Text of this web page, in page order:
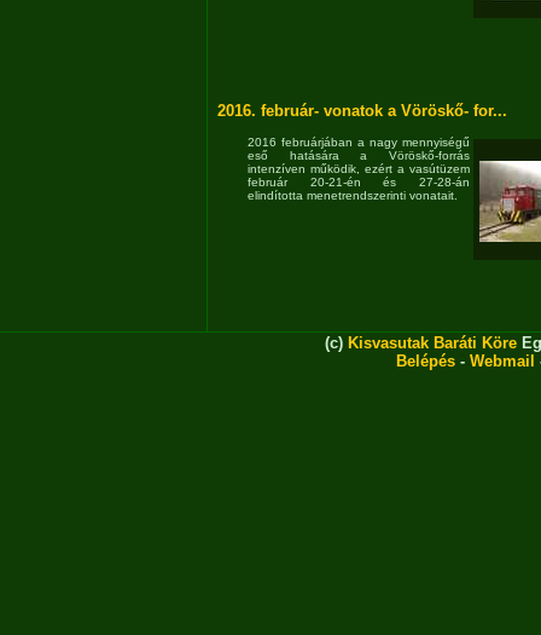
2016. február- vonatok a Vöröskő- for...
2016 februárjában a nagy mennyiségű
eső hatására a Vöröskő-forrás
intenzíven működik, ezért a vasútüzem
február 20-21-én és 27-28-án
elindította menetrendszerinti vonatait.
(c) Kisvasutak Baráti Köre
Belépés - Webmail